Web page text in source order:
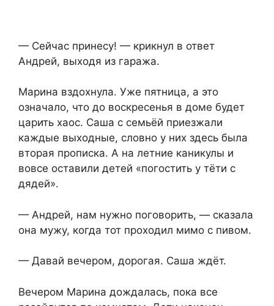
— Сейчас принесу! — крикнул в ответ
Андрей, выходя из гаража.
Марина вздохнула. Уже пятница, а это
означало, что до воскресенья в доме будет
царить хаос. Саша с семьёй приезжали
каждые выходные, словно у них здесь была
вторая прописка. А на летние каникулы и
вовсе оставили детей «погостить у тёти с
дядей».
— Андрей, нам нужно поговорить, — сказала
она мужу, когда тот проходил мимо с пивом.
— Давай вечером, дорогая. Саша ждёт.
Вечером Марина дождалась, пока все